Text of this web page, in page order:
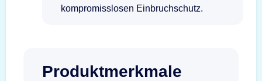
kompromisslosen Einbruchschutz.
Produktmerkmale